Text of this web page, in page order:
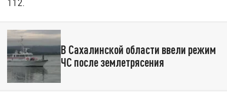
В Сахалинской области ввели режим
ЧС после землетрясения